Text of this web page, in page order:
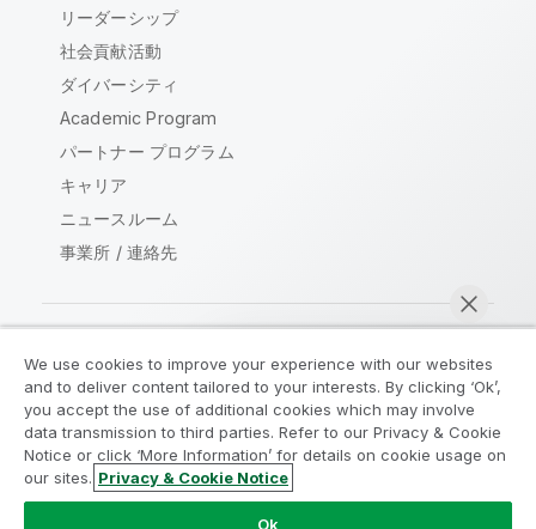
リーダーシップ
社会貢献活動
ダイバーシティ
Academic Program
パートナー プログラム
キャリア
ニュースルーム
事業所 / 連絡先
Qlik コミュニティ
法的契約 製品規約
Legal Policies
リーガルポリシー
利用規約
Do Not Share My Info
We use cookies to improve your experience with our websites
and to deliver content tailored to your interests. By clicking ‘Ok’,
you accept the use of additional cookies which may involve
data transmission to third parties. Refer to our Privacy & Cookie
Notice or click ‘More Information’ for details on cookie usage on
our sites. Privacy & Cookie Notice
Ok